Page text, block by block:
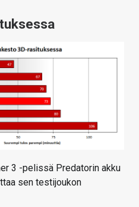
3 -pelissä Predatorin akku
sen testijoukon